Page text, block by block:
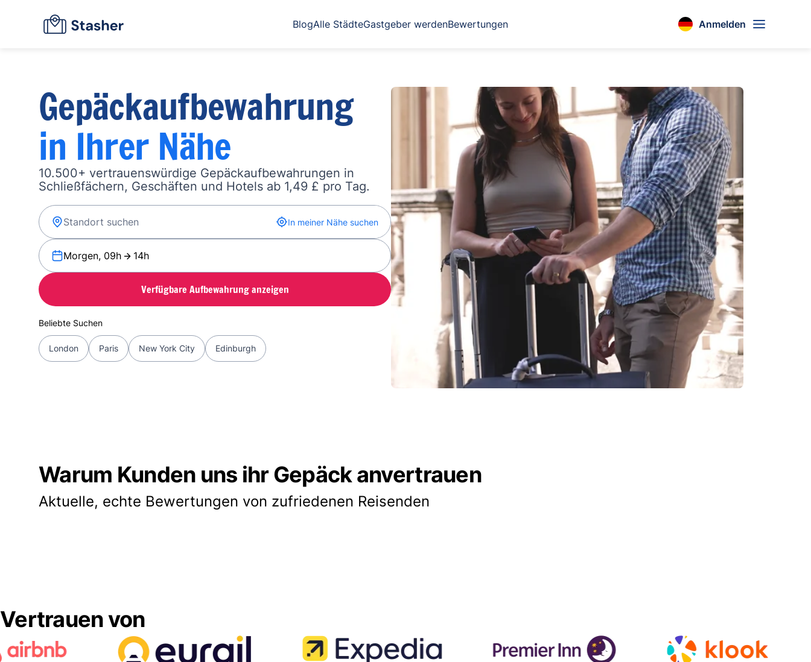
BlogAlle StädteGastgeber werdenBewertungen Anmelden
Gepäckaufbewahrung
in Ihrer Nähe
10.500+ vertrauenswürdige Gepäckaufbewahrungen in
Schließfächern, Geschäften und Hotels ab 1,49 £ pro Tag.
In meiner Nähe suchen
Morgen, 09h 14h
Verfügbare Aufbewahrung anzeigen
Beliebte Suchen
London Paris New York City Edinburgh
Warum Kunden uns ihr Gepäck anvertrauen
Aktuelle, echte Bewertungen von zufriedenen Reisenden
Vertrauen von